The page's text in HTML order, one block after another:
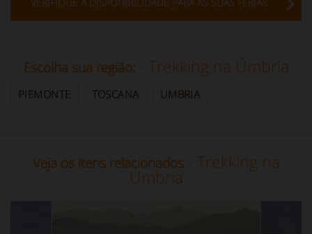
Escolha sua região: - Trekking na Úmbria
PIEMONTE TOSCANA UMBRIA
Veja os itens relacionados- Trekking na
Úmbria